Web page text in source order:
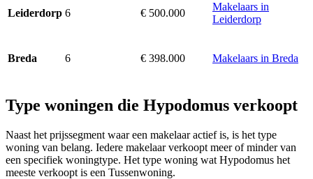
Leiderdorp 6 € 500.000
Makelaars in
Leiderdorp
Breda 6 € 398.000 Makelaars in Breda
Type woningen die Hypodomus verkoopt
Naast het prijssegment waar een makelaar actief is, is het type
woning van belang. Iedere makelaar verkoopt meer of minder van
een specifiek woningtype. Het type woning wat Hypodomus het
meeste verkoopt is een Tussenwoning.